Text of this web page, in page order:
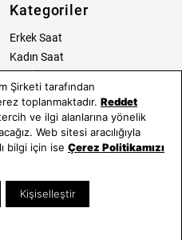
Kategoriler
Erkek Saat
Kadın Saat
Takı & Aksesuar
Kampanyalar
İndirimliler
Online Özel
Blog
Şirketi tarafından
toplanmaktadır. Reddet
ve ilgi alanlarına yönelik
Web sitesi aracılığıyla
bilgi için ise Çerez Politikamızı
Kişiselleştir